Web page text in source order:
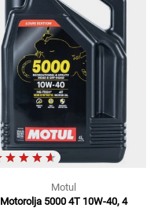
Motul
Motorolja 5000 4T 10W-40, 4